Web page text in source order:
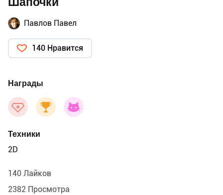
Павлов Павел
140 Нравится
Награды
Техники
2D
140 Лайков
2382 Просмотра